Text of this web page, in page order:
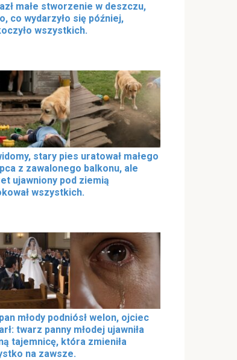
małe stworzenie w deszczu,
co wydarzyło się później,
wszystkich.
stary pies uratował małego
z zawalonego balkonu, ale
ujawniony pod ziemią
wszystkich.
młody podniósł welon, ojciec
twarz panny młodej ujawniła
tajemnicę, która zmieniła
na zawsze.